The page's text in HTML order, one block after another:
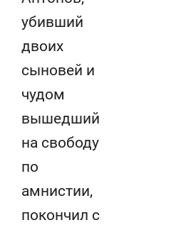
убивший
двоих
сыновей и
чудом
вышедший
на свободу
по
амнистии,
покончил с